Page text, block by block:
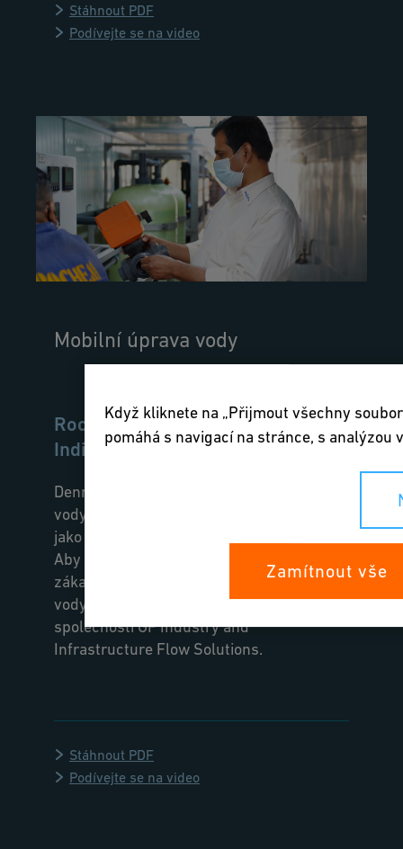
Stáhnout PDF
Podívejte se na video
Mobilní úprava vody
Rochem Separation Systems,
Indie
Denně se zpracovává až 200 000 litrů
vody prostřednictvím několika procesů,
jako je reverzní osmóza nebo nanofiltrace.
Aby společnost Rochem poskytovala
zákazníkům vysokou a spolehlivou kvalitu
vody, spoléhá se již 20 let na výrobky
společnosti GF Industry and
Infrastructure Flow Solutions.
Stáhnout PDF
Podívejte se na video
Když kliknete na „Přijmout všechny
pomáhá s navigací na stránce, s
Zamítnout vše